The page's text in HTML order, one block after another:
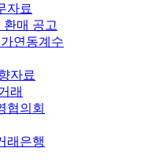
자료
환매 공고
연동계수
자료
래
협의회
래은행